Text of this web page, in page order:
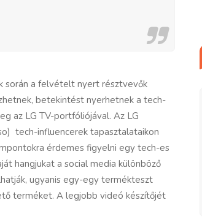
során a felvételt nyert résztvevők
betekintést nyerhetnek a tech-
az LG TV-portfóliójával. Az LG
tech-influencerek tapasztalataikon
érdemes figyelni egy tech-es
hangjukat a social media különböző
ugyanis egy-egy termékteszt
terméket. A legjobb videó készítőjét